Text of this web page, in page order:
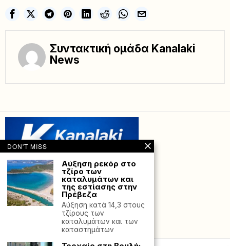
Συντακτική ομάδα Kanalaki
News
by Hostville”)
DON'T MISS
Αύξηση ρεκόρ στο
τζίρο των
καταλυμάτων και
της εστίασης στην
Πρέβεζα
Αύξηση κατά 14,3 στους
τζίρους των
καταλυμάτων και των
καταστημάτων